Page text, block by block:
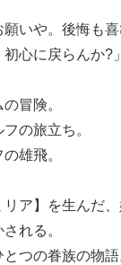
願いや。後悔も
心に戻らんか?」
冒険。
の旅立ち。
雄飛。
リア】を生んだ
れる。
つの眷族の物語